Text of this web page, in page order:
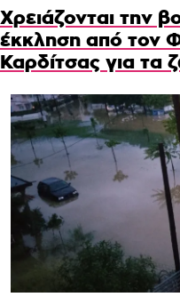
Χρειάζονται την
έκκληση από τον
Καρδίτσας για τα